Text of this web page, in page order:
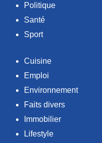
Politique
Santé
Sport
Cuisine
Emploi
Environnement
Faits divers
Immobilier
Lifestyle